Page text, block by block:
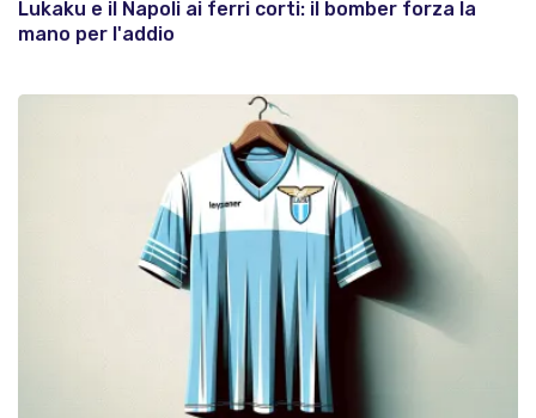
Lukaku e il Napoli ai ferri corti: il bomber forza la
mano per l'addio